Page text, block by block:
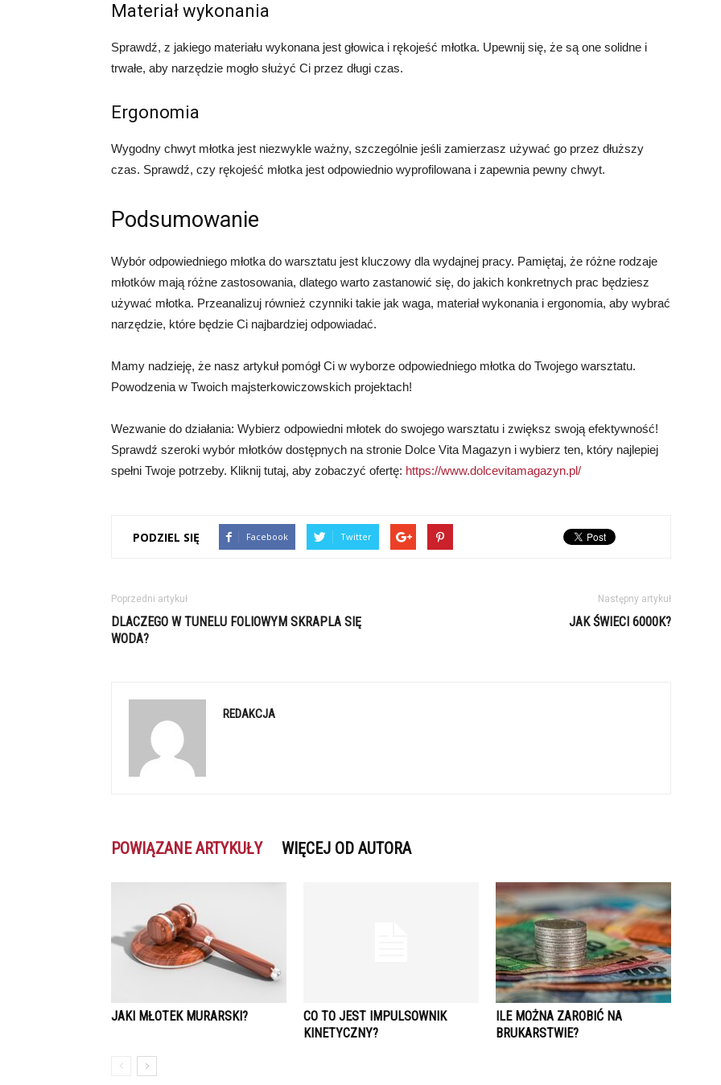
Materiał wykonania
Sprawdź, z jakiego materiału wykonana jest głowica i rękojeść młotka. Upewnij się, że są one solidne i
trwałe, aby narzędzie mogło służyć Ci przez długi czas.
Ergonomia
Wygodny chwyt młotka jest niezwykle ważny, szczególnie jeśli zamierzasz używać go przez dłuższy
czas. Sprawdź, czy rękojeść młotka jest odpowiednio wyprofilowana i zapewnia pewny chwyt.
Podsumowanie
Wybór odpowiedniego młotka do warsztatu jest kluczowy dla wydajnej pracy. Pamiętaj, że różne rodzaje
młotków mają różne zastosowania, dlatego warto zastanowić się, do jakich konkretnych prac będziesz
używać młotka. Przeanalizuj również czynniki takie jak waga, materiał wykonania i ergonomia, aby wybrać
narzędzie, które będzie Ci najbardziej odpowiadać.
Mamy nadzieję, że nasz artykuł pomógł Ci w wyborze odpowiedniego młotka do Twojego warsztatu.
Powodzenia w Twoich majsterkowiczowskich projektach!
Wezwanie do działania: Wybierz odpowiedni młotek do swojego warsztatu i zwiększ swoją efektywność!
Sprawdź szeroki wybór młotków dostępnych na stronie Dolce Vita Magazyn i wybierz ten, który najlepiej
spełni Twoje potrzeby. Kliknij tutaj, aby zobaczyć ofertę: https://www.dolcevitamagazyn.pl/
PODZIEL SIĘ Facebook Twitter
Poprzedni artykuł
DLACZEGO W TUNELU FOLIOWYM SKRAPLA SIĘ
WODA?
Następny artykuł
JAK ŚWIECI 6000K?
REDAKCJA
POWIĄZANE ARTYKUŁY WIĘCEJ OD AUTORA
JAKI MŁOTEK MURARSKI?
CO TO JEST IMPULSOWNIK
KINETYCZNY?
ILE MOŻNA ZAROBIĆ NA
BRUKARSTWIE?